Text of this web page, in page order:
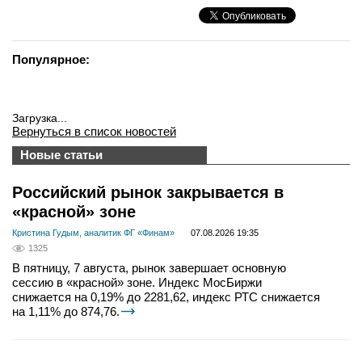
Популярное:
Загрузка...
Вернуться в список новостей
Новые статьи
Российский рынок закрывается в
«красной» зоне
Кристина Гудым, аналитик ФГ «Финам»
07.08.2026 19:35
1325
В пятницу, 7 августа, рынок завершает основную
сессию в «красной» зоне. Индекс МосБиржи
снижается на 0,19% до 2281,62, индекс РТС снижается
на 1,11% до 874,76.